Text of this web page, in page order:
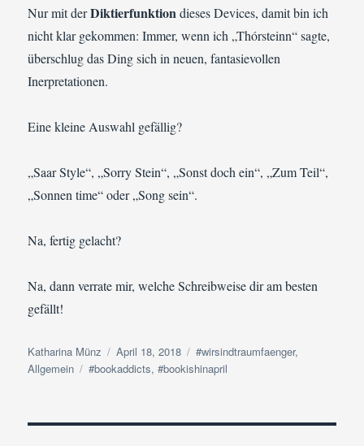
Nur mit derDiktierfunktiondieses Devices, damit bin ich
nicht klar gekommen: Immer, wenn ich „Thórsteinn“ sagte,
überschlug das Ding sich in neuen, fantasievollen
Inerpretationen.
Eine kleine Auswahl gefällig?
„Saar Style“, „Sorry Stein“, „Sonst doch ein“, „Zum Teil“,
„Sonnen time“ oder „Song sein“.
Na, fertig gelacht?
Na, dann verrate mir, welche Schreibweise dir am besten
gefällt!
Autor
Katharina Münz
Veröffentlicht
am
April 18, 2018 Kategorien
#wirsindtraumfaenger,
Allgemein
Schlagwörter
#bookaddicts,#bookishinapril